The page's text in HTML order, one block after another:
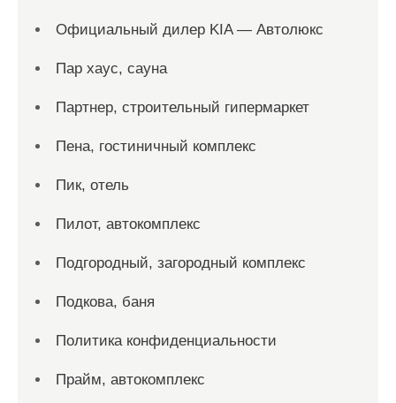
Официальный дилер KIA — Автолюкс
Пар хаус, сауна
Партнер, строительный гипермаркет
Пена, гостиничный комплекс
Пик, отель
Пилот, автокомплекс
Подгородный, загородный комплекс
Подкова, баня
Политика конфиденциальности
Прайм, автокомплекс